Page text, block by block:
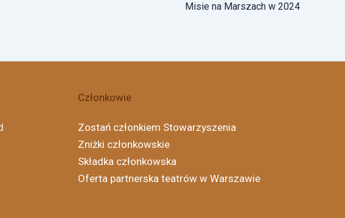
Misie na Marszach w 2024
Członkowie
Zostań członkiem Stowarzyszenia
Zniżki członkowskie
Składka członkowska
Oferta partnerska teatrów w Warszawie